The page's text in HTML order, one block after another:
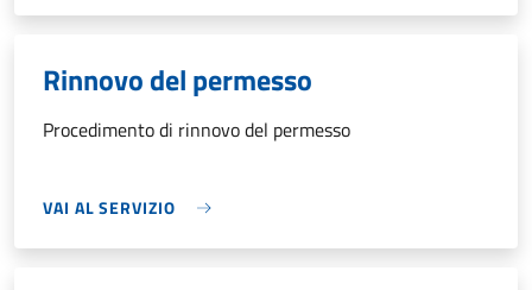
Rinnovo del permesso
Procedimento di rinnovo del permesso
VAI AL SERVIZIO